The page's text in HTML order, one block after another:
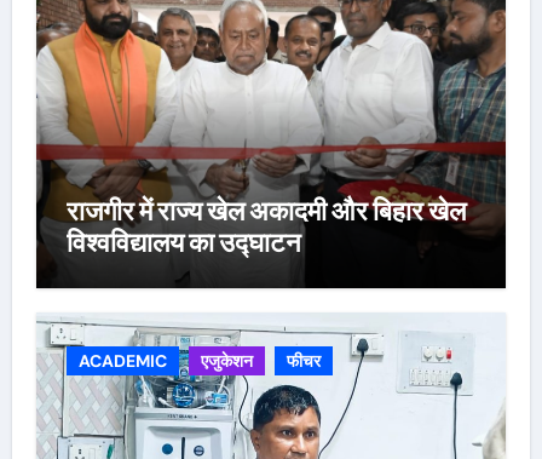
राजगीर में राज्य खेल अकादमी और बिहार खेल
विश्वविद्यालय का उद्घाटन
ACADEMIC एजुकेशन फीचर